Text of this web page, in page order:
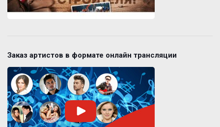
Заказ артистов в формате онлайн трансляции